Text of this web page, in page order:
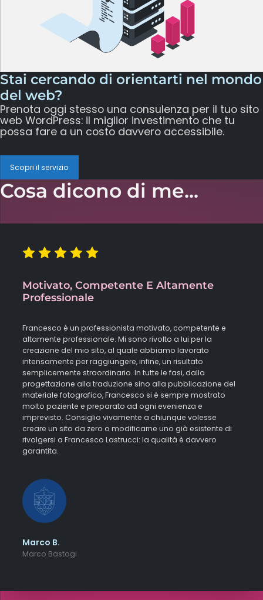
Stai cercando di orientarti nel mondo
del web?
Prenota oggi stesso una consulenza per il tuo sito
web WordPress: il miglior investimento che tu
possa fare a un costo davvero accessibile.
Scopri il servizio
Cosa dicono di me...
Motivato, Competente E Altamente
Professionale
Francesco è un professionista motivato, competente e
altamente professionale. Mi sono rivolto a lui per la
creazione del mio sito, al quale abbiamo lavorato
intensamente per raggiungere, infine, un risultato
semplicemente straordinario. In tutte le fasi, dalla
progettazione alla traduzione sino alla pubblicazione del
materiale fotografico, Francesco si è sempre mostrato
molto paziente e preparato ad ogni evenienza e
imprevisto. Consiglio vivamente a chiunque volesse
creare un sito da zero o modificarne uno già esistente di
rivolgersi a Francesco Lastrucci: la qualità è davvero
garantita.
Marco B.
Marco Bastogi